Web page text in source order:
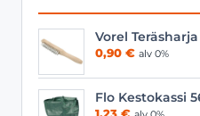
Vorel
0,90 € alv 0%
Flo Kestokassi
1,23 €